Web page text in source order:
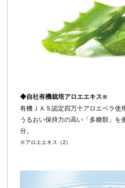
◆自社有機栽培アロエエキス※
有機ＪＡＳ認定四万十アロエベラ使
うるおい保持力の高い「多糖類」を
分。
※アロエエキス（2）